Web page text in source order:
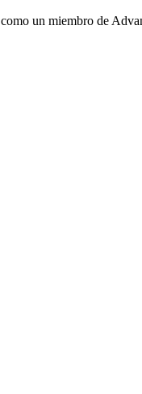
un miembro de